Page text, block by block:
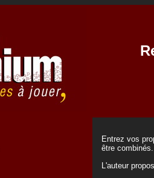
Entrez vos
être combinés.
L'auteur